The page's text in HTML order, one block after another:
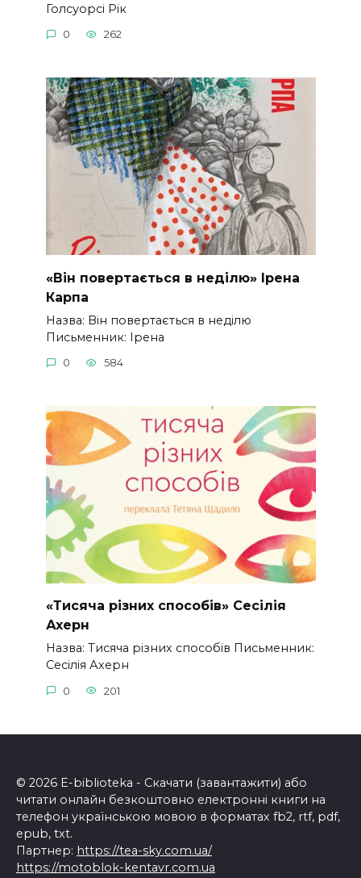
Голсуорсі Рік
0 262
«Він повертається в неділю» Ірена
Карпа
Назва: Він повертається в неділю
Письменник: Ірена
0 584
«Тисяча різних способів» Сесілія
Ахерн
Назва: Тисяча різних способів Письменник:
Сесілія Ахерн
0 201
© 2026 E-biblioteka - Скачати (завантажити) або
читати онлайн безкоштовно електронні книги на
телефон українською мовою в форматах fb2, rtf, pdf,
epub, txt.
Партнер: https://tea-sky.com.ua/
https://motoblok-kentavr.com.ua